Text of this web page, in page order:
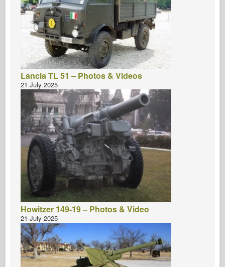
Lancia TL 51 – Photos & Videos
21 July 2025
Howitzer 149-19 – Photos & Video
21 July 2025